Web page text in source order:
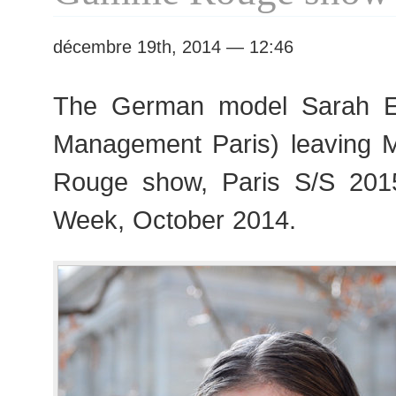
décembre 19th, 2014 — 12:46
The German model Sarah
Management Paris) leaving
Rouge show, Paris S/S
Week, October 2014.